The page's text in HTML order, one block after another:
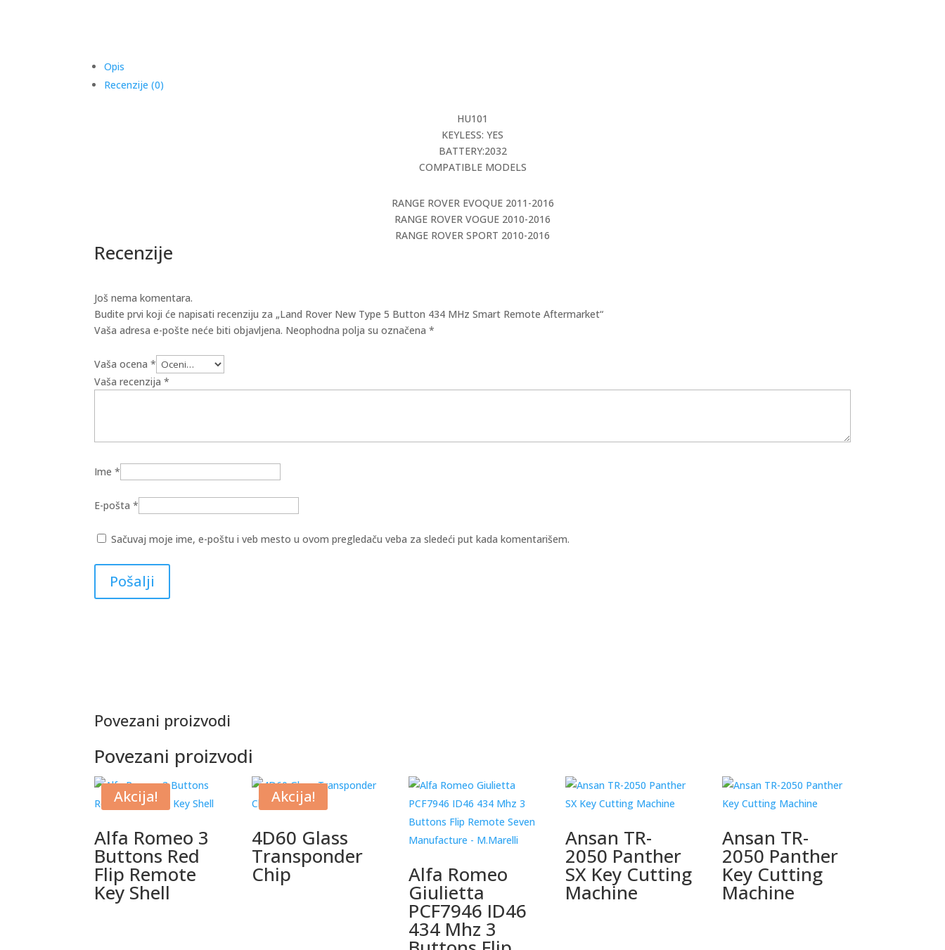
Opis
Recenzije (0)
HU101
KEYLESS: YES
BATTERY:2032
COMPATIBLE MODELS
RANGE ROVER EVOQUE 2011-2016
RANGE ROVER VOGUE 2010-2016
RANGE ROVER SPORT 2010-2016
Recenzije
Još nema komentara.
Budite prvi koji će napisati recenziju za „Land Rover New Type 5 Button 434 MHz Smart Remote Aftermarket“
Vaša adresa e-pošte neće biti objavljena. Neophodna polja su označena*
Vaša ocena*
Vaša recenzija*
Ime*
E-pošta*
Sačuvaj moje ime, e-poštu i veb mesto u ovom pregledaču veba za sledeći put kada komentarišem.
Povezani proizvodi
Povezani proizvodi
Akcija!
Alfa Romeo 3
Buttons Red
Flip Remote
Key Shell
Akcija!
4D60 Glass
Transponder
Chip Alfa Romeo
Giulietta
PCF7946 ID46
434 Mhz 3
Ansan TR-
2050 Panther
SX Key Cutting
Machine
Ansan TR-
2050 Panther
Key Cutting
Machine